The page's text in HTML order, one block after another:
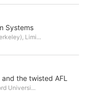
Systems
Limi...
the twisted AFL
Universi...